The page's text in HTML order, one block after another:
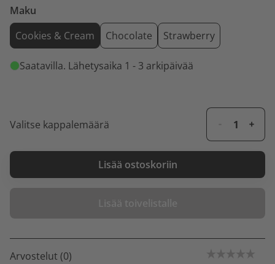
Maku
Cookies & Cream
Chocolate Strawberry
Saatavilla. Lähetysaika 1 - 3 arkipäivää
Valitse kappalemäärä
Lisää ostoskoriin
Lisää toivelistalle
Arvostelut (0)